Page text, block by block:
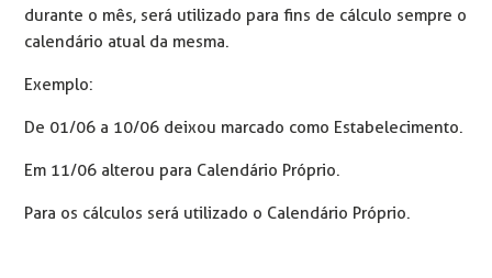
durante o mês, será utilizado para fins de cálculo sempre o
calendário atual da mesma.
Exemplo:
De 01/06 a 10/06 deixou marcado como Estabelecimento.
Em 11/06 alterou para Calendário Próprio.
Para os cálculos será utilizado o Calendário Próprio.